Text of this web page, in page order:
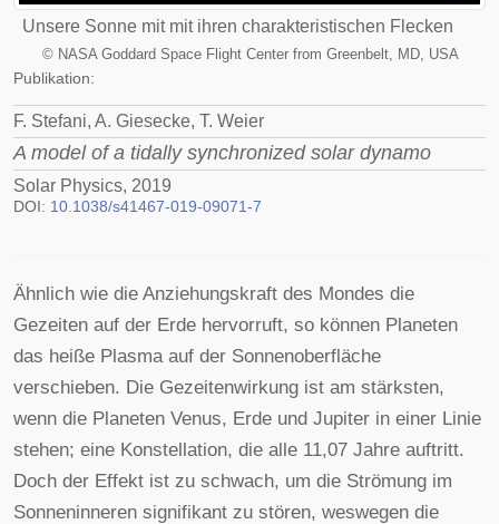
Unsere Sonne mit mit ihren charakteristischen Flecken
© NASA Goddard Space Flight Center from Greenbelt, MD, USA
Publikation:
F. Stefani, A. Giesecke, T. Weier
A model of a tidally synchronized solar dynamo
Solar Physics, 2019
DOI: 10.1038/s41467-019-09071-7
Ähnlich wie die Anziehungskraft des Mondes die
Gezeiten auf der Erde hervorruft, so können Planeten
das heiße Plasma auf der Sonnenoberfläche
verschieben. Die Gezeitenwirkung ist am stärksten,
wenn die Planeten Venus, Erde und Jupiter in einer Linie
stehen; eine Konstellation, die alle 11,07 Jahre auftritt.
Doch der Effekt ist zu schwach, um die Strömung im
Sonneninneren signifikant zu stören, weswegen die